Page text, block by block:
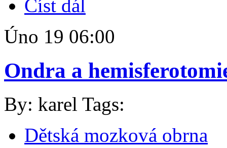
Číst dál
Úno 19 06:00
Ondra a
By: karel Tags:
Dětská mozková obrna